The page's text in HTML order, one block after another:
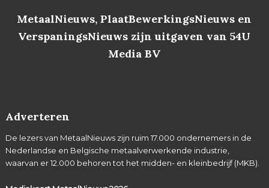
MetaalNieuws, PlaatBewerkingsNieuws en
VerspaningsNieuws zijn uitgaven van 54U
Media BV
Adverteren
De lezers van MetaalNieuws zijn ruim 17.000 ondernemers in de
Nederlandse en Belgische metaalverwerkende industrie,
waarvan er 12.000 behoren tot het midden- en kleinbedrijf (MKB).